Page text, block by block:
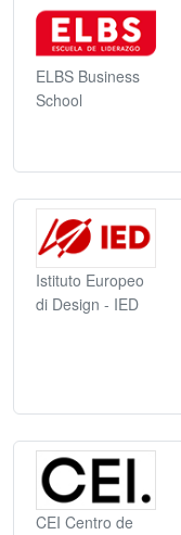
ELBS Business
School
Istituto Europeo
di Design - IED
CEI Centro de